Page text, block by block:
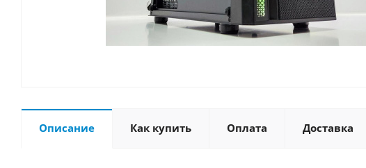
Описание Как купить Оплата Доставка